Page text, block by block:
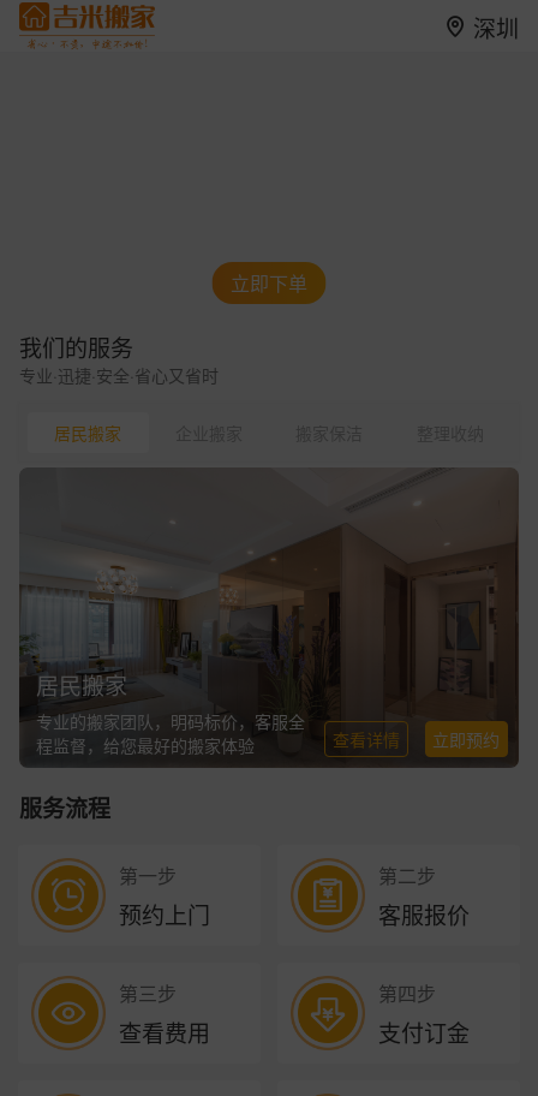
深圳
立即下单
我们的服务
专业·迅捷·安全·省心又省时
居民搬家
居民搬家
专业的搬家团队，明码标价，客服全
程监督，给您最好的搬家体验
查看详情 立即预约
服务流程
第一步
预约上门
第二步
客服报价
第三步
查看费用
第四步
支付订金